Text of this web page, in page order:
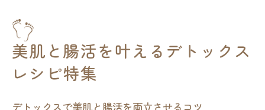
旬野菜たっぷりの簡単デトックス料理
旬野菜を使ったデトックス料理の魅力
簡単調理で実践できるデトックスメニュー
食物繊維たっぷりのデトックスレシピ活用
美肌と腸活を叶えるデトックス
レシピ特集
デトックスで美肌と腸活を両立させるコツ